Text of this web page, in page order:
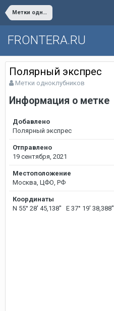
Метки одноклубников
FRONTERA.RU
Полярный экспрес
Метки одноклубников
Информация о метке
Добавлено
Полярный экспрес
Отправлено
19 сентября, 2021
Местоположение
Москва, ЦФО, РФ
Координаты
N 55° 28' 45,138'' E 37° 19' 38,388''